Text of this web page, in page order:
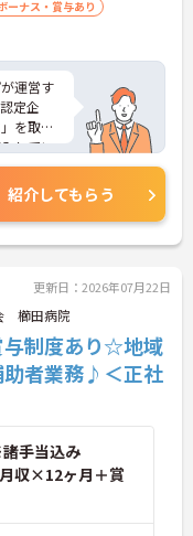
ーナス・賞与あり
運営す
定企
を取得
してい
利用で
能で
応じた
た勤務
の残業
りなが
境が整
な勤務
により
計を描け
合わせ
けられ
紹介してもらう
更新日：2026年07月22日
櫛田病院
与制度あり☆地域
助者業務♪＜正社
手当込み
収×12ヶ月＋賞